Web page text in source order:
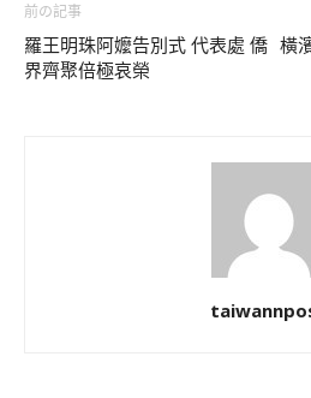
前の記事
羅王明珠阿嬤告別式 代表處 僑
界齊聚倍極哀榮
橫